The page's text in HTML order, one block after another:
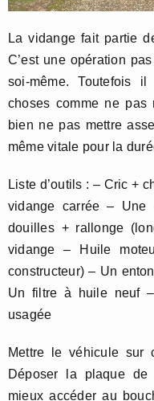
La vidange fait partie
C’est une opération
soi-même. Toutefois
choses comme ne pas
bien ne pas mettre
même vitale pour la
Liste d’outils : – Cric +
vidange carrée –
douilles + rallonge
vidange – Huile
constructeur) – Un
Un filtre à huile neuf
usagée
Mettre le véhicule sur
Déposer la plaque de
mieux accéder au